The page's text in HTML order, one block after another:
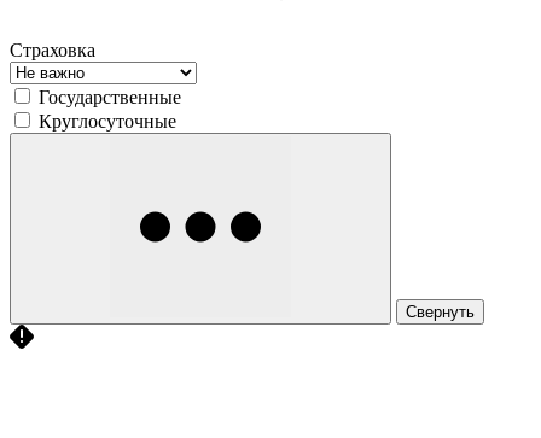
Страховка
Государственные
Круглосуточные
Свернуть